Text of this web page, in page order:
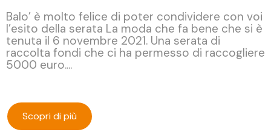
Balo’ è molto felice di poter condividere con voi
l’esito della serata La moda che fa bene che si è
tenuta il 6 novembre 2021. Una serata di
raccolta fondi che ci ha permesso di raccogliere
5000 euro....
Scopri di più